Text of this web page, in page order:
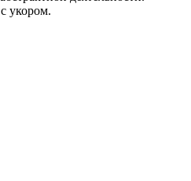
укором.